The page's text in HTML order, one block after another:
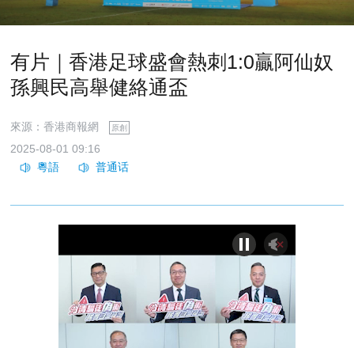
有片｜香港足球盛會熱刺1:0贏阿仙奴
孫興民高舉健絡通盃
來源：香港商報網 原創
2025-08-01 09:16